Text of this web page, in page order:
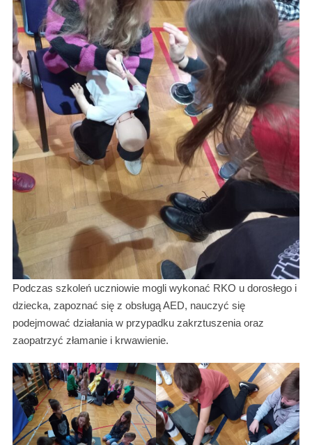
Podczas szkoleń uczniowie mogli wykonać RKO u dorosłego i
dziecka, zapoznać się z obsługą AED, nauczyć się
podejmować działania w przypadku zakrztuszenia oraz
zaopatrzyć złamanie i krwawienie.